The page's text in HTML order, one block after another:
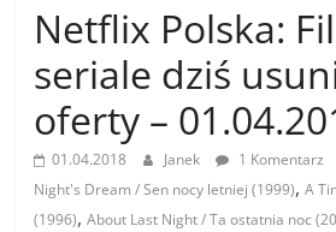
Netflix Polska:
seriale dziś
oferty –
01.04.2018 Janek 1 Komentarz
Night's Dream / Sen nocy letniej (1999),A
(1996),About Last Night / Ta ostatnia noc